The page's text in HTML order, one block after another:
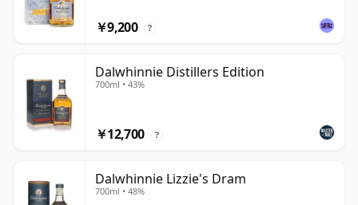
￥9,200 ?
Dalwhinnie Distillers Edition
700ml • 43%
￥12,700 ?
Dalwhinnie Lizzie's Dram
700ml • 48%